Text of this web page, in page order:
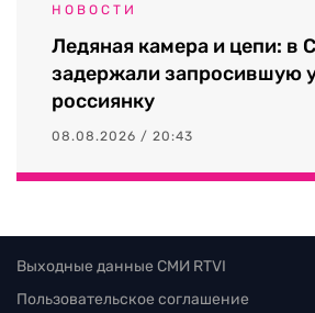
НОВОСТИ
Ледяная камера и цепи: в
задержали запросившую
россиянку
08.08.2026 / 20:43
Выходные данные СМИ RTVI
Пользовательское соглашение